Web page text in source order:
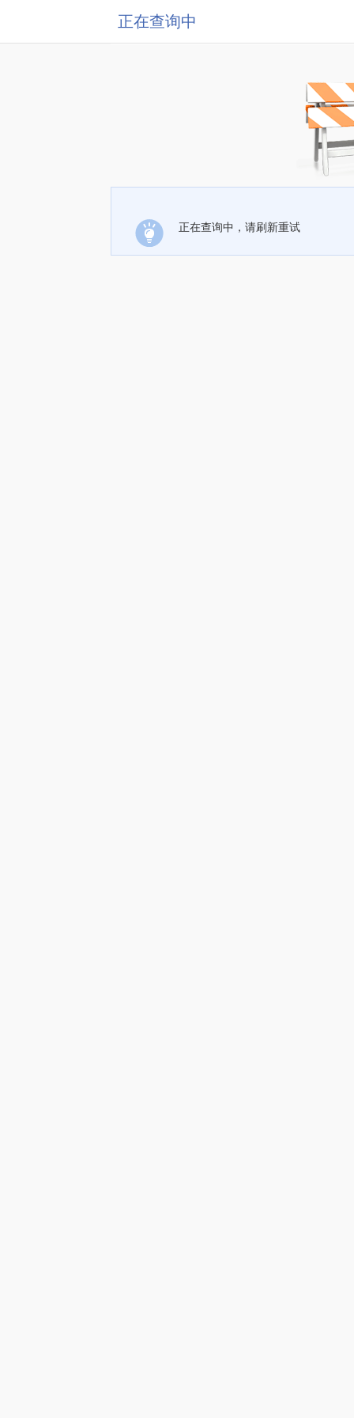
正在查询中
正在查询中，请刷新重试